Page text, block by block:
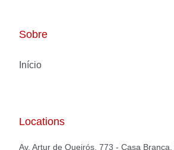
Sobre
Início
Locations
Av. Artur de Queirós, 773 - Casa